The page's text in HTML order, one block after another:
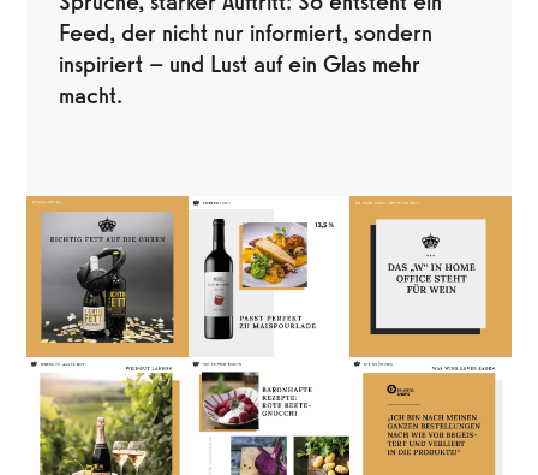
Feed, der nicht nur informiert, sondern
inspiriert – und Lust auf ein Glas mehr
macht.